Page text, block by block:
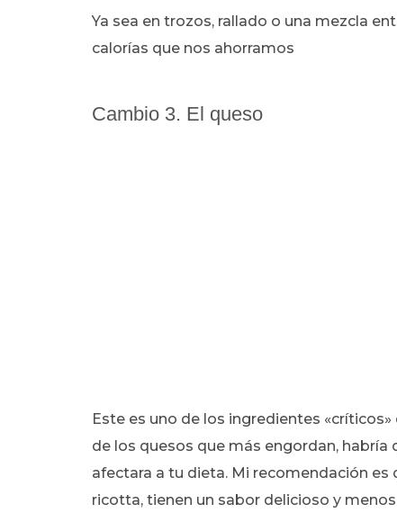
Ya sea en trozos, rallado o una mezcla
calorías que nos ahorramos
Cambio 3. El queso
Este es uno de los ingredientes
de los quesos que más engordan,
afectara a tu dieta. Mi recomendación
ricotta, tienen un sabor delicioso y